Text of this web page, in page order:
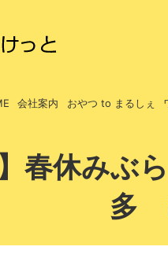
会社案内 おやつ to まるしぇ
春休みぶ
多